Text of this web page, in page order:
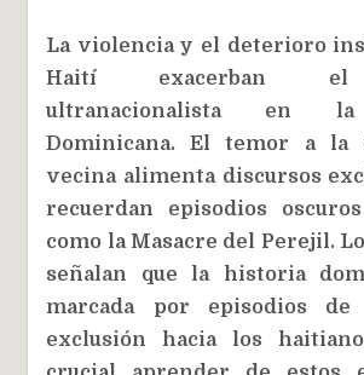
La violencia y el deterioro
Haití exacerban el
ultranacionalista en la
Dominicana. El temor a la
vecina alimenta discursos
recuerdan episodios
como la Masacre del Perejil.
señalan que la historia
marcada por episodios
exclusión hacia los